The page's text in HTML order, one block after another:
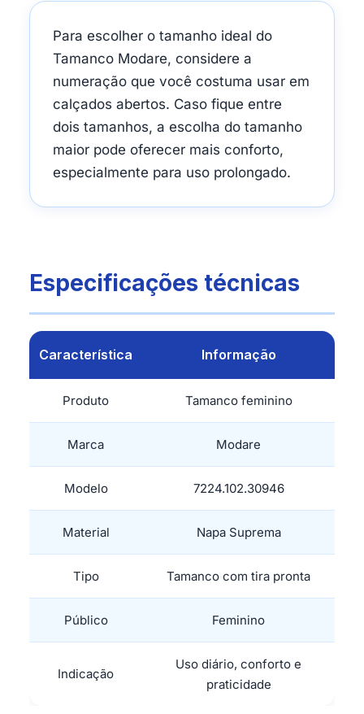
Para escolher o tamanho ideal do
Tamanco Modare, considere a
numeração que você costuma usar em
calçados abertos. Caso fique entre
dois tamanhos, a escolha do tamanho
maior pode oferecer mais conforto,
especialmente para uso prolongado.
Especificações técnicas
Característica Informação
Produto Tamanco feminino
Marca Modare
Modelo 7224.102.30946
Material Napa Suprema
Tipo Tamanco com tira pronta
Público Feminino
Indicação
Uso diário, conforto e
praticidade